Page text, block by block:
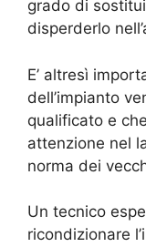
grado di
disperderlo
E’ altresì
dell’impianto
qualificato e
attenzione nel
norma dei
Un tecnico
ricondizionare